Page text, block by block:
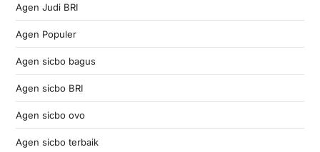
Agen Judi BRI
Agen Populer
Agen sicbo bagus
Agen sicbo BRI
Agen sicbo ovo
Agen sicbo terbaik